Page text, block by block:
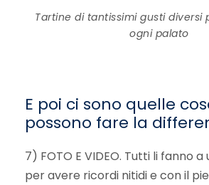
Tartine di tantissimi gusti diversi
ogni palato
E poi ci sono quelle
possono fare la
7) FOTO E VIDEO. Tutti li fanno
per avere ricordi nitidi e con il